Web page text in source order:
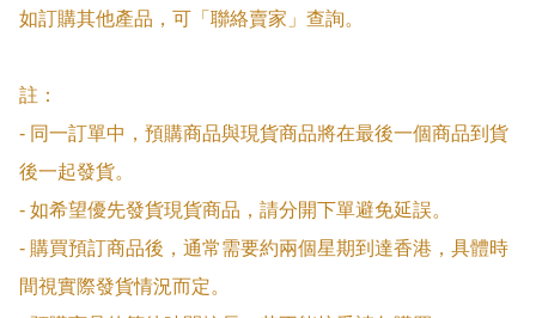
如訂購其他產品，可「聯絡賣家」查詢。
註：
- 同一訂單中，預購商品與現貨商品將在最後一個商品到貨
後一起發貨。
- 如希望優先發貨現貨商品，請分開下單避免延誤。
- 購買預訂商品後，通常需要約兩個星期到達香港，具體時
間視實際發貨情況而定。